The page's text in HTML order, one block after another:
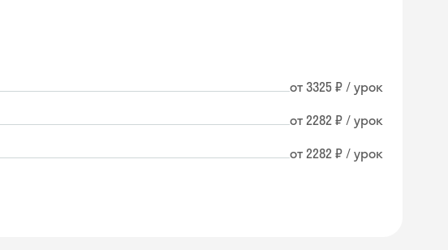
от 3325 ₽ / урок
от 2282 ₽ / урок
от 2282 ₽ / урок